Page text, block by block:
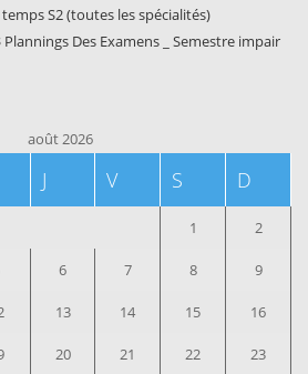
S2 (toutes les spécialités)
Plannings Des Examens _ Semestre impair
août 2026
J V S D
1 2
6 7 8 9
13 14 15 16
20 21 22 23